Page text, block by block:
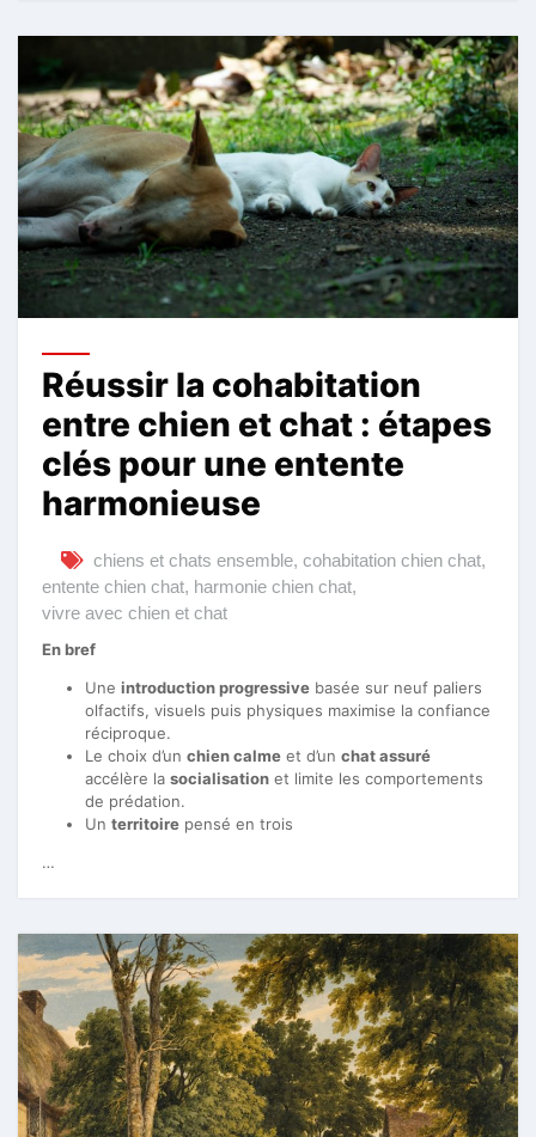
Réussir la cohabitation
entre chien et chat : étapes
clés pour une entente
harmonieuse
chiens et chats ensemble, cohabitation chien chat,
entente chien chat, harmonie chien chat,
vivre avec chien et chat
En bref
Une introduction progressive basée sur neuf paliers
olfactifs, visuels puis physiques maximise la confiance
réciproque.
Le choix d’un chien calme et d’un chat assuré
accélère la socialisation et limite les comportements
de prédation.
Un territoire pensé en trois
…